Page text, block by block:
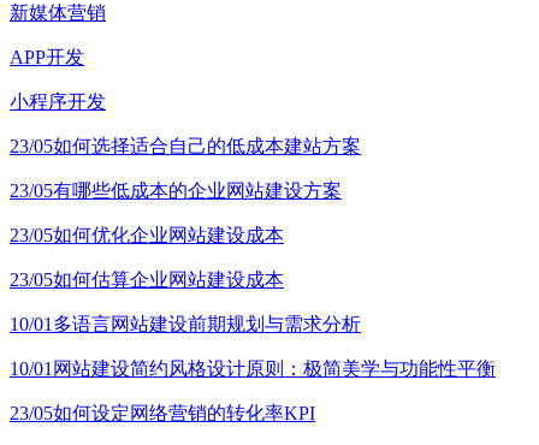
新媒体营销
APP开发
小程序开发
23/05如何选择适合自己的低成本建站方案
23/05有哪些低成本的企业网站建设方案
23/05如何优化企业网站建设成本
23/05如何估算企业网站建设成本
10/01 多语言网站建设前期规划与需求分析
10/01 网站建设简约风格设计原则：极简美学与功能性平衡
23/05如何设定网络营销的转化率KPI